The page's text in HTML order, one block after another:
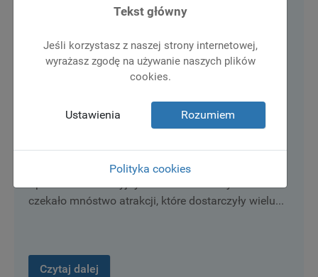
Dzień Dziecka na sportowo i słodko –
1 czerwca z okazji Dnia Dziecka w naszej szkole
odbył się pełen radości i dobrej zabawy Piknik
Sportowo-Rekreacyjny. Na uczniów wszystkich klas
czekało mnóstwo atrakcji, które dostarczyły wielu...
Czytaj dalej
Tekst główny
Jeśli korzystasz z naszej strony internetowej,
wyrażasz zgodę na używanie naszych plików
cookies.
Ustawienia Rozumiem
Polityka cookies